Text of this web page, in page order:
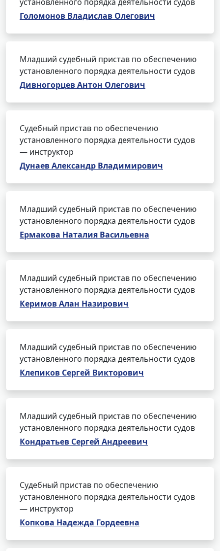
Голомонов Владислав Олегович
Младший судебный пристав по обеспечению
установленного порядка деятельности судов
Дивногорцев Антон Олегович
Судебный пристав по обеспечению
установленного порядка деятельности судов
— инструктор
Дунаев Александр Владимирович
Младший судебный пристав по обеспечению
установленного порядка деятельности судов
Ермакова Наталия Васильевна
Младший судебный пристав по обеспечению
установленного порядка деятельности судов
Керимов Алан Назирович
Младший судебный пристав по обеспечению
установленного порядка деятельности судов
Клепиков Сергей Викторович
Младший судебный пристав по обеспечению
установленного порядка деятельности судов
Кондратьев Сергей Андреевич
Судебный пристав по обеспечению
установленного порядка деятельности судов
— инструктор
Копкова Надежда Гордеевна